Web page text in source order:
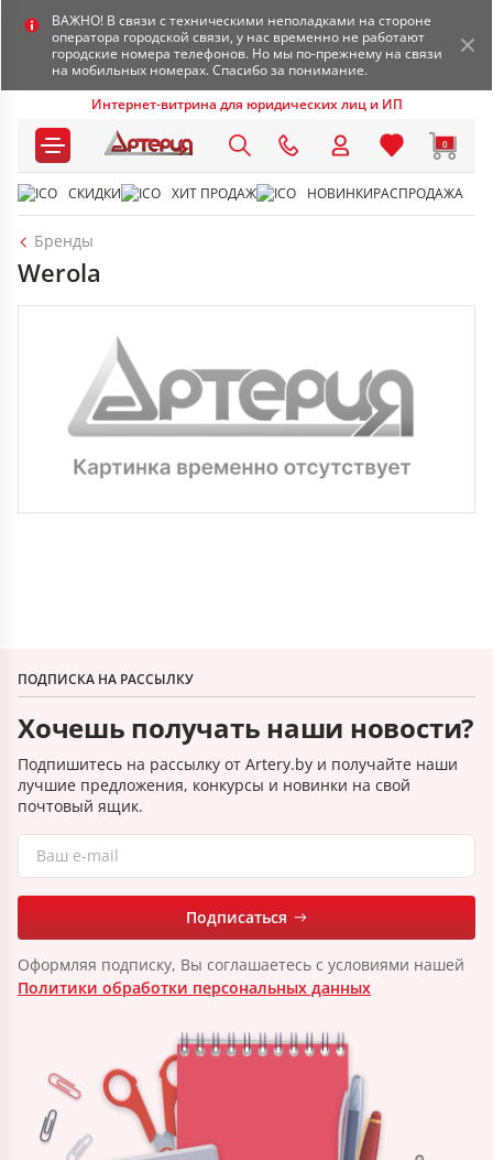
ВАЖНО! В связи с техническими неполадками на стороне
оператора городской связи, у нас временно не работают
городские номера телефонов. Но мы по-прежнему на связи
на мобильных номерах. Спасибо за понимание.
Интернет-витрина для юридических лиц и ИП
0
СКИДКИ ХИТ ПРОДАЖ НОВИНКИРАСПРОДАЖА
Бренды
Werola
ПОДПИСКА НА РАССЫЛКУ
Хочешь получать наши новости?
Подпишитесь на рассылку от Artery.by и получайте наши
лучшие предложения, конкурсы и новинки на свой
почтовый ящик.
Подписаться
Оформляя подписку, Вы соглашаетесь с условиями нашей
Политики обработки персональных данных